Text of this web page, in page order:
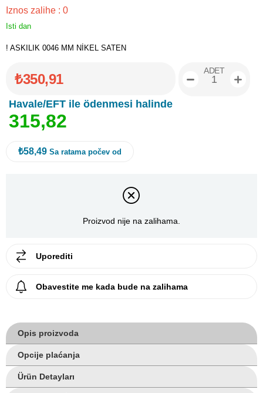
Iznos zalihe : 0
Isti dan
! ASKILIK 0046 MM NİKEL SATEN
₺350,91
Havale/EFT ile ödenmesi halinde
315,82
ADET
₺58,49 Sa ratama počev od
Proizvod nije na zalihama.
Uporediti
Obavestite me kada bude na zalihama
Opis proizvoda
Opcije plaćanja
Ürün Detayları